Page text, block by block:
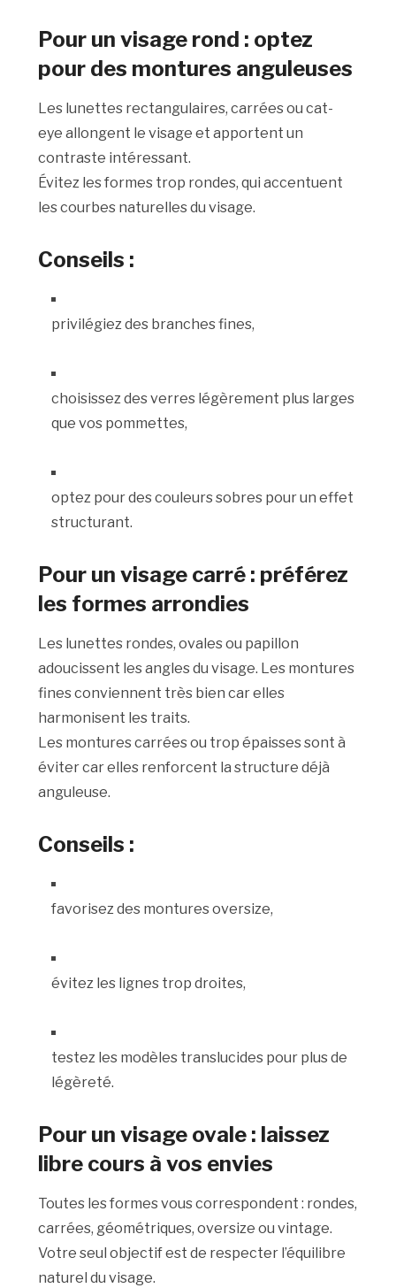
Pour un visage rond : optez
pour des montures anguleuses
Les lunettes rectangulaires, carrées ou cat-
eye allongent le visage et apportent un
contraste intéressant.
Évitez les formes trop rondes, qui accentuent
les courbes naturelles du visage.
Conseils :
privilégiez des branches fines,
choisissez des verres légèrement plus larges
que vos pommettes,
optez pour des couleurs sobres pour un effet
structurant.
Pour un visage carré : préférez
les formes arrondies
Les lunettes rondes, ovales ou papillon
adoucissent les angles du visage. Les montures
fines conviennent très bien car elles
harmonisent les traits.
Les montures carrées ou trop épaisses sont à
éviter car elles renforcent la structure déjà
anguleuse.
Conseils :
favorisez des montures oversize,
évitez les lignes trop droites,
testez les modèles translucides pour plus de
légèreté.
Pour un visage ovale : laissez
libre cours à vos envies
Toutes les formes vous correspondent : rondes,
carrées, géométriques, oversize ou vintage.
Votre seul objectif est de respecter l’équilibre
naturel du visage.